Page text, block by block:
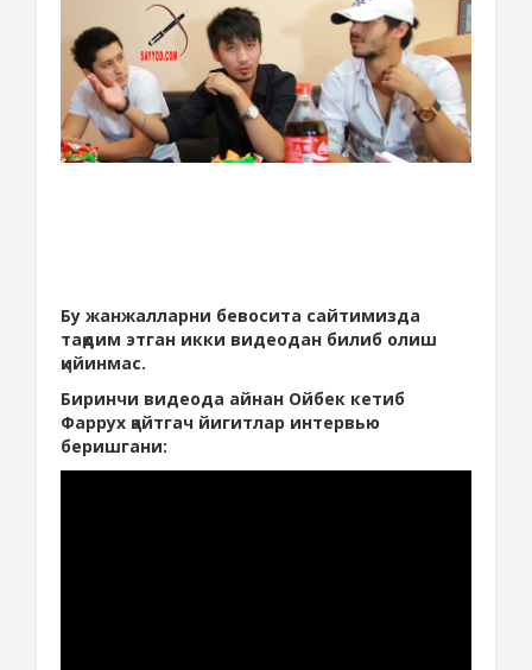
Бу жанжалларни бевосита сайтимизда
тақдим этган икки видеодан билиб олиш
қийинмас.
Биринчи видеода айнан Ойбек кетиб
Фаррух қайтгач йигитлар интервью
беришгани: